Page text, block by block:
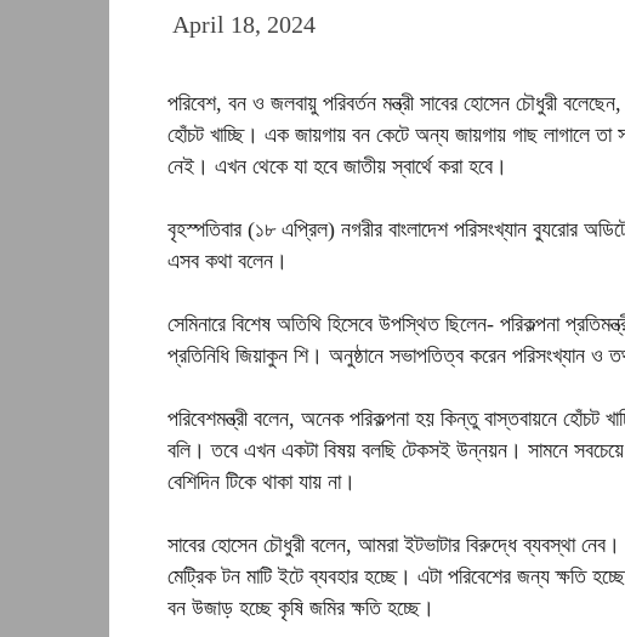
April 18, 2024
পরিবেশ, বন ও জলবায়ু পরিবর্তন মন্ত্রী সাবের হোসেন চৌধুরী
হোঁচট খাচ্ছি। এক জায়গায় বন কেটে অন্য জায়গায় গাছ লাগালে তা
নেই। এখন থেকে যা হবে জাতীয় স্বার্থে করা হবে।
বৃহস্পতিবার (১৮ এপ্রিল) নগরীর বাংলাদেশ পরিসংখ্যান ব্যুরোর
এসব কথা বলেন।
সেমিনারে বিশেষ অতিথি হিসেবে উপস্থিত ছিলেন- পরিকল্পনা
প্রতিনিধি জিয়াকুন শি। অনুষ্ঠানে সভাপতিত্ব করেন পরিসংখ্যান
পরিবেশমন্ত্রী বলেন, অনেক পরিকল্পনা হয় কিন্তু বাস্তবায়নে হোঁচট
বলি। তবে এখন একটা বিষয় বলছি টেকসই উন্নয়ন। সামনে
বেশিদিন টিকে থাকা যায় না।
সাবের হোসেন চৌধুরী বলেন, আমরা ইটভাটার বিরুদ্ধে ব্যবস্থা
মেট্রিক টন মাটি ইটে ব্যবহার হচ্ছে। এটা পরিবেশের জন্য ক্ষতি
বন উজাড় হচ্ছে কৃষি জমির ক্ষতি হচ্ছে।